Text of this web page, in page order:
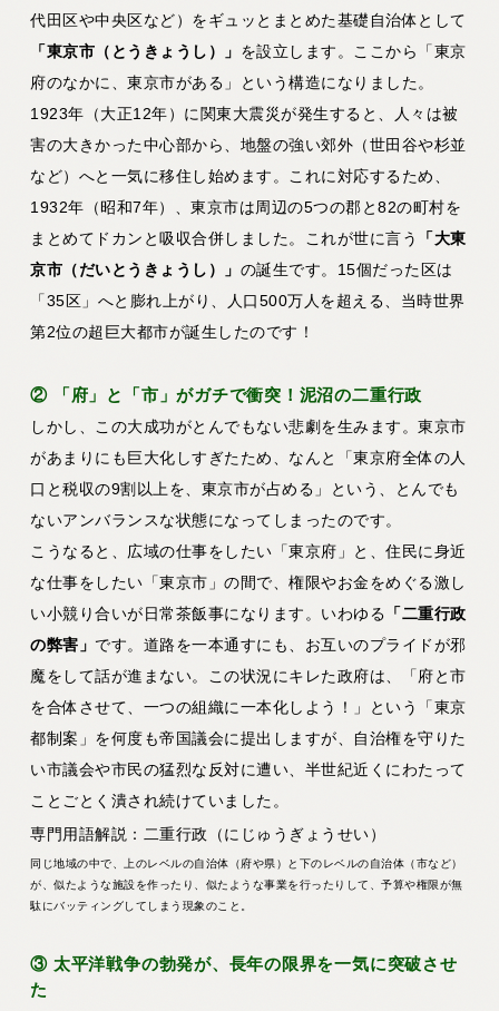
代田区や中央区など）をギュッとまとめた基礎自治体として
「東京市（とうきょうし）」 を設立します。ここから「東京
府のなかに、東京市がある」という構造になりました。
1923年（大正12年）に関東大震災が発生すると、人々は被
害の大きかった中心部から、地盤の強い郊外（世田谷や杉並
など）へと一気に移住し始めます。これに対応するため、
1932年（昭和7年）、東京市は周辺の5つの郡と82の町村を
まとめてドカンと吸収合併しました。これが世に言う
「大東
京市（だいとうきょうし）」 の誕生です。15個だった区は
「35区」へと膨れ上がり、人口500万人を超える、当時世界
第2位の超巨大都市が誕生したのです！
② 「府」と「市」がガチで衝突！泥沼の二重行政
しかし、この大成功がとんでもない悲劇を生みます。東京市
があまりにも巨大化しすぎたため、なんと
「東京府全体の人
口と税収の9割以上を、東京市が占める」
という、とんでも
ないアンバランスな状態になってしまったのです。
こうなると、広域の仕事をしたい「東京府」と、住民に身近
な仕事をしたい「東京市」の間で、権限やお金をめぐる激し
い小競り合いが日常茶飯事になります。いわゆる 「二重行政
の弊害」 です。道路を一本通すにも、お互いのプライドが邪
魔をして話が進まない。この状況にキレた政府は、「府と市
を合体させて、一つの組織に一本化しよう！」という「東京
都制案」を何度も帝国議会に提出しますが、自治権を守りた
い市議会や市民の猛烈な反対に遭い、半世紀近くにわたって
ことごとく潰され続けていました。
専門用語解説：二重行政（にじゅうぎょうせい）
同じ地域の中で、上のレベルの自治体（府や県）と下のレベルの自治体（市など）
が、似たような施設を作ったり、似たような事業を行ったりして、予算や権限が無
駄にバッティングしてしまう現象のこと。
③ 太平洋戦争の勃発が、長年の限界を一気に突破させ
た